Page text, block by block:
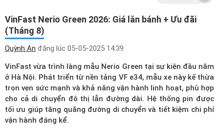
VinFast Nerio Green 2026: Giá lăn bánh + Ưu đãi
(Tháng 8)
Quỳnh An đăng lúc 05-05-2025 14:39
VinFast vừa trình làng mẫu Nerio Green tại sự kiện đầu năm
ở Hà Nội. Phát triển từ nền tảng VF e34, mẫu xe này kế thừa
trọn vẹn sức mạnh và khả năng vận hành linh hoạt, phù hợp
cho cả di chuyển đô thị lẫn đường dài. Hệ thống pin được
tối ưu giúp tăng quãng đường di chuyển và tiết kiệm chi phí
vận hành đáng kể.